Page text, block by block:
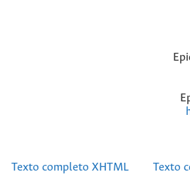
Texto completo XHTML Texto